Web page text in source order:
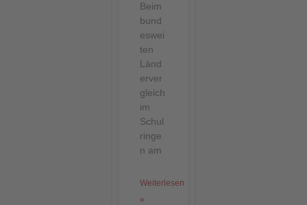
Beim
bund
eswei
ten
Länd
erver
gleich
im
Schul
ringe
n am
Weiterlesen
»